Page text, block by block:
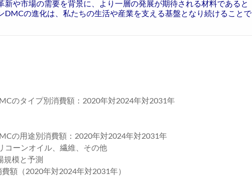
新や市場の需要を背景に、より一層の発展が期待される材料であると
DMCの進化は、私たちの生活や産業を支える基盤となり続けることで
のタイプ別消費額：2020年対2024年対2031年
の用途別消費額：2020年対2024年対2031年
コーンオイル、繊維、その他
規模と予測
額（2020年対2024年対2031年）